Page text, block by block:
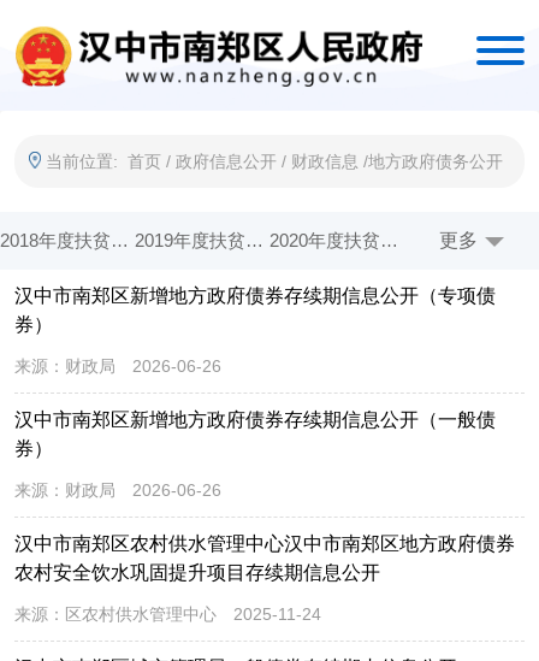
当前位置: 首页 / 政府信息公开 / 财政信息 /地方政府债务公开
2018年度扶贫资金公开 2019年度扶贫资金公开 2020年度扶贫资金公开
2022年度涉农整合资金公开 2023年度涉农整合资金公开 2024年度财政衔接资金公开
涉农整合资金管理政策制度 政府预算公开
部门所属单位预算公开 部门决算公开 部门所属单位决算公开 预算公开目录
2020年财政资金直达基层 惠农惠民政策和资金 2020年部门预算公开
更多
汉中市南郑区新增地方政府债券存续期信息公开（专项债
券）
来源： 财政局 2026-06-26
汉中市南郑区新增地方政府债券存续期信息公开（一般债
券）
来源： 财政局 2026-06-26
汉中市南郑区农村供水管理中心汉中市南郑区地方政府债券
农村安全饮水巩固提升项目存续期信息公开
来源： 区农村供水管理中心 2025-11-24